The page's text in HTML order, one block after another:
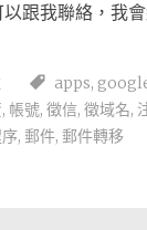
跟我聯絡，我
apps,
, 帳號, 徵信, 徵域名,
, 郵件, 郵件轉移